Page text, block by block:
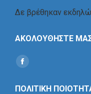
Δε βρέθηκαν
ΑΚΟΛΟΥΘΗΣΤΕ
Find us on:
Social
ΠΟΛΙΤΙΚΗ